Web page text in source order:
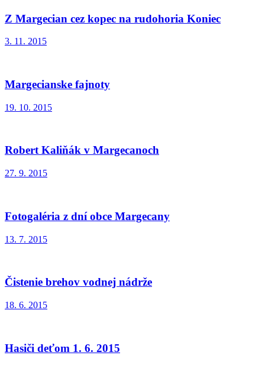
Z Margecian cez kopec na rudohoria Koniec
3. 11. 2015
Margecianske fajnoty
19. 10. 2015
Robert Kaliňák v Margecanoch
27. 9. 2015
Fotogaléria z dní obce Margecany
13. 7. 2015
Čistenie brehov vodnej nádrže
18. 6. 2015
Hasiči deťom 1. 6. 2015